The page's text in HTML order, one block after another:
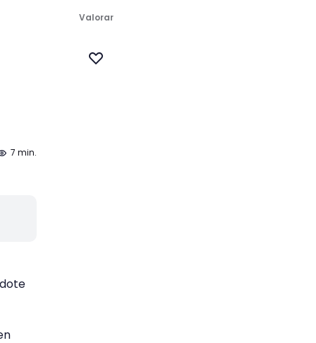
7 min.
Valorar